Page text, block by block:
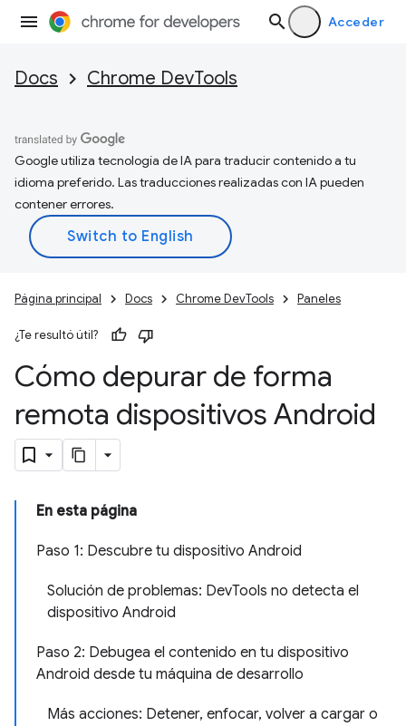
Acceder
Docs Chrome DevTools
Google utiliza tecnología de IA para traducir contenido a tu
idioma preferido. Las traducciones realizadas con IA pueden
contener errores.
Página principal Docs Chrome DevTools Paneles
¿Te resultó útil?
Cómo depurar de forma
remota dispositivos Android
En esta página
Paso 1: Descubre tu dispositivo Android
Solución de problemas: DevTools no detecta el
dispositivo Android
Paso 2: Debugea el contenido en tu dispositivo
Android desde tu máquina de desarrollo
Más acciones: Detener, enfocar, volver a cargar o